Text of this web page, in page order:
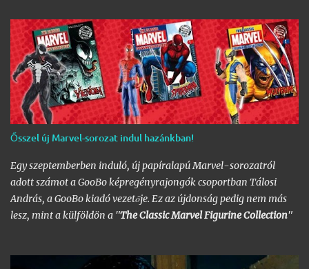
graffiti jam rajzaival!
Ősszel új Marvel-sorozat indul hazánkban!
Egy szeptemberben induló, új papíralapú Marvel-sorozatról
adott számot a GooBo képregényrajongók csoportban Tálosi
András, a GooBo kiadó vezetője. Ez az újdonság pedig nem más
lesz, mint a külföldön a "The Classic Marvel Figurine Collection"
életpályájáról, egy róla mintázott ólomfigurával együtt.